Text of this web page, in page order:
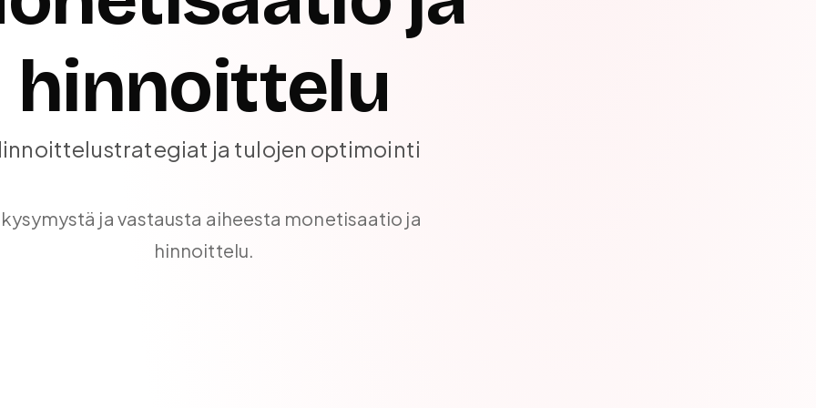
hinnoittelu
ja tulojen optimointi
ja vastausta aiheesta monetisaatio ja
hinnoittelu